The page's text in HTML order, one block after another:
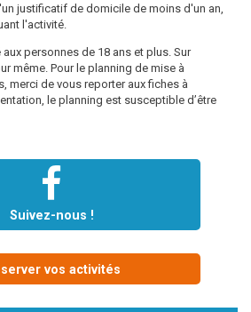
Suivez-nous !
vos activités
justificatif de domicile de moins d'un an,
l'activité.
aux personnes de 18 ans et plus. Sur
même. Pour le planning de mise à
merci de vous reporter aux fiches à
le planning est susceptible d’être